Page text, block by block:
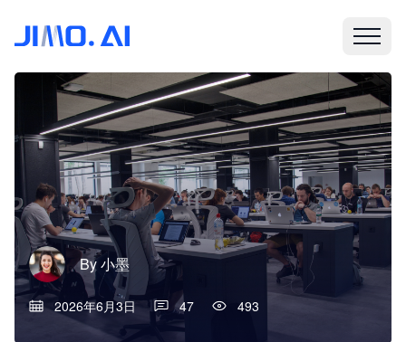
By小墨
2026年6月3日 47 493